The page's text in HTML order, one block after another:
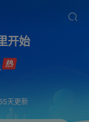
开始
天更新